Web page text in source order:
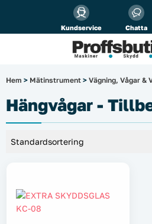
Kundservice Chatta
Alla priser visas
Företag
El & belysning
Hem > Mätinstrument > Vägning, Vågar &
Hängvågar -